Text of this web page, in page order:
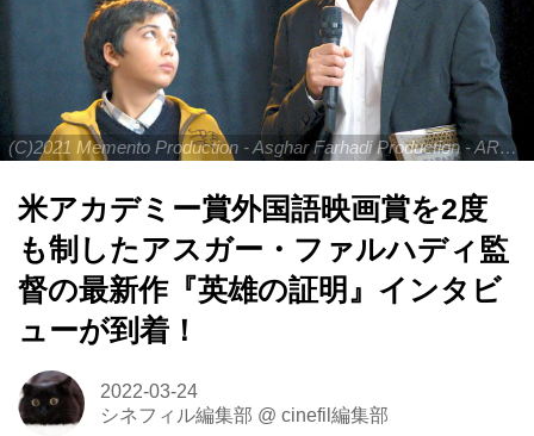
(C)2021 Memento Production - Asghar Farhadi Production - ARTE France Cinema
米アカデミー賞外国語映画賞を2度
も制したアスガー・ファルハディ監
督の最新作『英雄の証明』インタビ
ューが到着！
2022-03-24
シネフィル編集部 @ cinefil編集部